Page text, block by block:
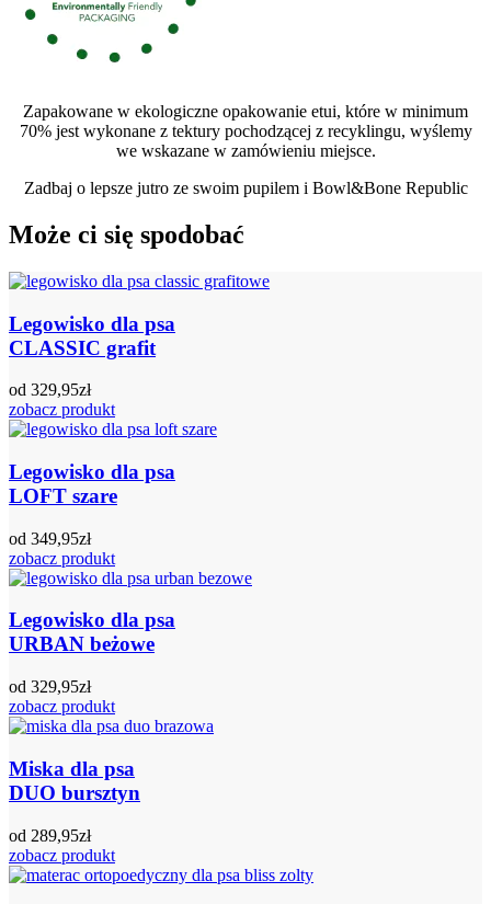
Zapakowane w ekologiczne opakowanie etui, które w minimum
70% jest wykonane z tektury pochodzącej z recyklingu, wyślemy
we wskazane w zamówieniu miejsce.
Zadbaj o lepsze jutro ze swoim pupilem i Bowl&Bone Republic
Może ci się spodobać
Legowisko dla psa
CLASSIC grafit
od 329,95zł
zobacz produkt
Legowisko dla psa
LOFT szare
od 349,95zł
zobacz produkt
Legowisko dla psa
URBAN beżowe
od 329,95zł
zobacz produkt
Miska dla psa
DUO bursztyn
od 289,95zł
zobacz produkt